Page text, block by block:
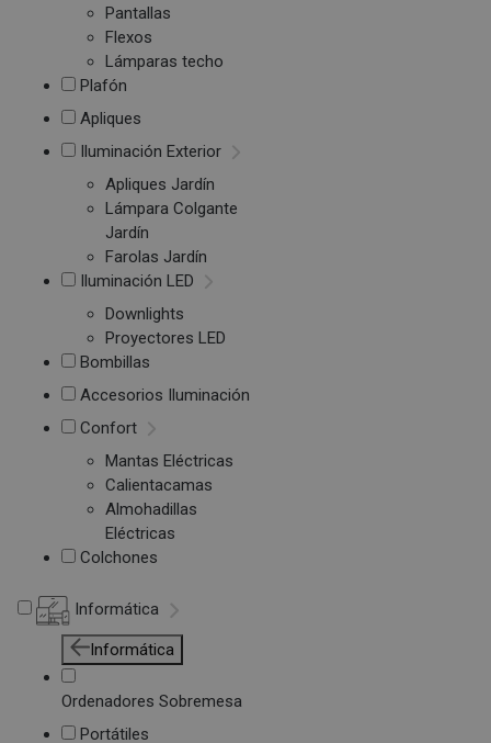
Pantallas
Flexos
Lámparas techo
Plafón
Apliques
Iluminación Exterior
Apliques Jardín
Lámpara Colgante
Jardín
Farolas Jardín
Iluminación LED
Downlights
Proyectores LED
Bombillas
Accesorios Iluminación
Confort
Mantas Eléctricas
Calientacamas
Almohadillas
Eléctricas
Colchones
Informática
Informática
Ordenadores Sobremesa
Portátiles